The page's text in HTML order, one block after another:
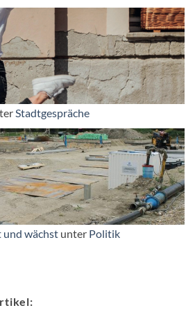
Stadtgespräche
und wächst unter Politik